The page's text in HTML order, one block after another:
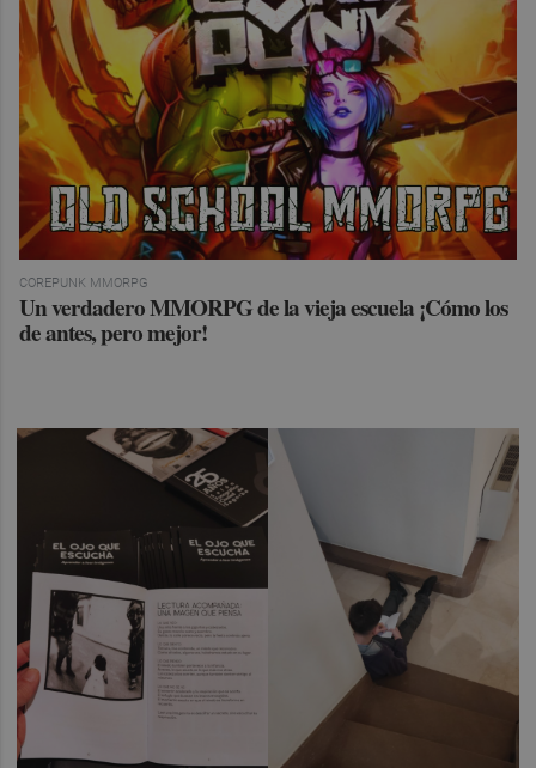
COREPUNK MMORPG
Un verdadero MMORPG de la vieja escuela ¡Cómo los
de antes, pero mejor!